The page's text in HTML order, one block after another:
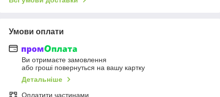
Умови оплати
Ви отримаєте замовлення
або гроші повернуться на вашу картку
Детальніше
Оплатити частинами